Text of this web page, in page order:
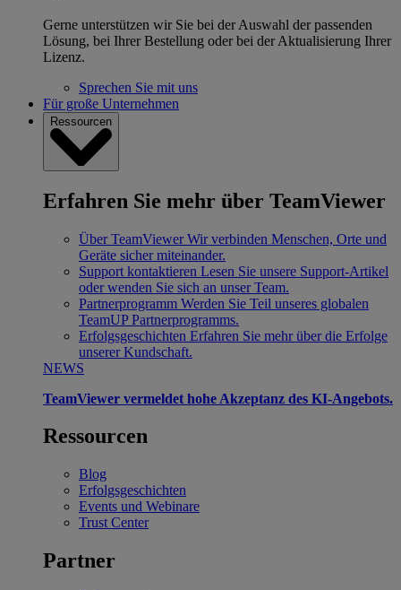
Gerne unterstützen wir Sie bei der Auswahl der passenden
Lösung, bei Ihrer Bestellung oder bei der Aktualisierung Ihrer
Lizenz.
Sprechen Sie mit uns
Für große Unternehmen
Ressourcen
Erfahren Sie mehr über TeamViewer
Über TeamViewer Wir verbinden Menschen, Orte und
Geräte sicher miteinander.
Support kontaktieren Lesen Sie unsere Support-Artikel
oder wenden Sie sich an unser Team.
Partnerprogramm Werden Sie Teil unseres globalen
TeamUP Partnerprogramms.
Erfolgsgeschichten Erfahren Sie mehr über die Erfolge
unserer Kundschaft.
NEWS
TeamViewer vermeldet hohe Akzeptanz des KI-Angebots.
Ressourcen
Blog
Erfolgsgeschichten
Events und Webinare
Trust Center
Partner